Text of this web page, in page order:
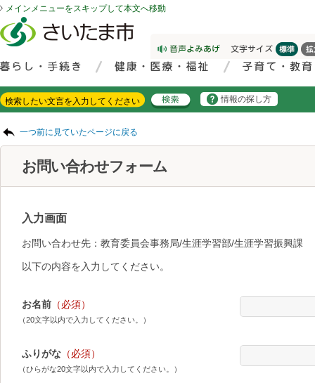
メインメニューをスキップして本文へ移動
情報の探し方
一つ前に見ていたページに戻る
お問い合わせフォーム
入力画面
お問い合わせ先：教育委員会事務局/生涯学習部/生涯学習振興課
以下の内容を入力してください。
お名前 （必須）
（20文字以内で入力してください。）
ふりがな （必須）
（ひらがな20文字以内で入力してください。）